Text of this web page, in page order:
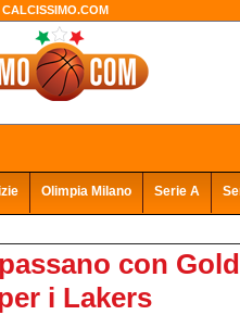
CALCISSIMO.COM
Olimpia Milano Serie A
con
i Lakers